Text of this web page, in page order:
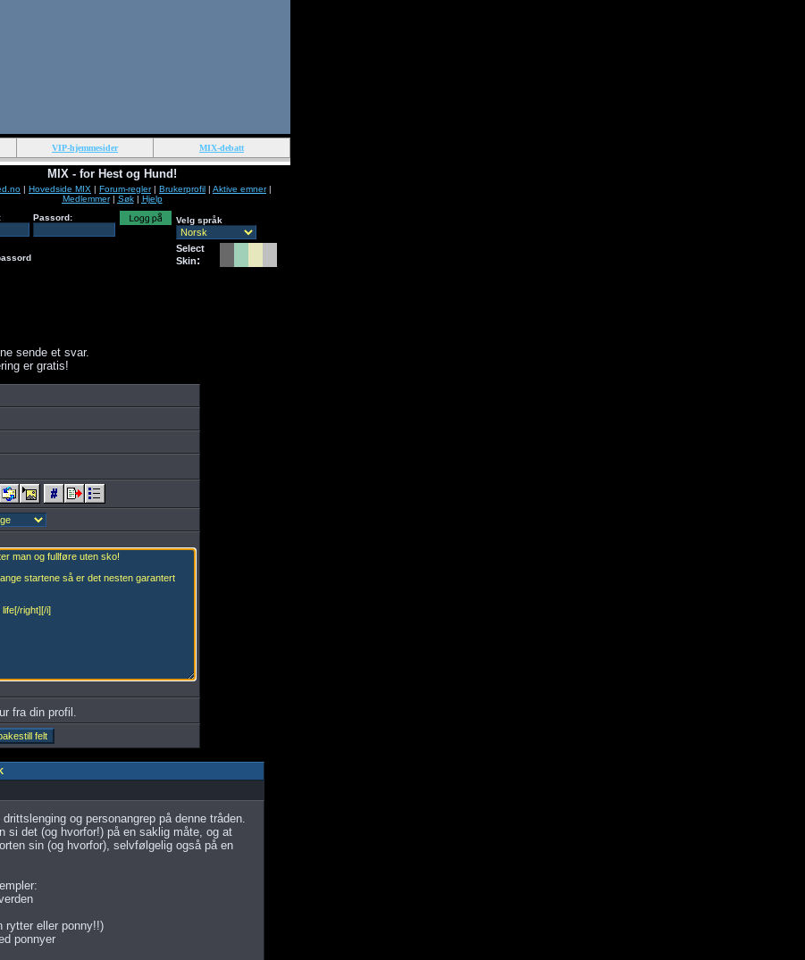
VIP-hjemmesider MIX-debatt
MIX - for Hest og Hund!
| Hovedside MIX | Forum-regler| Brukerprofil | Aktive emner|
Medlemmer| Søk| Hjelp
Passord: Velg språk
Select
Skin:
sende et svar.
er gratis!
fra din profil.
og personangrep på denne tråden.
si det (og hvorfor!) på en saklig måte, og at
sin (og hvorfor), selvfølgelig også på en
rytter eller ponny!!)
ponnyer